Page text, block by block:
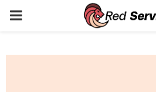
PRIMARY